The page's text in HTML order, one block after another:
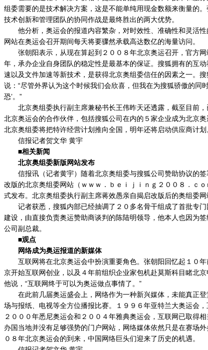
组委需要的是技术解决方案，这是不能单纯用现金数额来衡量的
技术创新和管理团队的协同作战是最终胜出的两大优势。
他分析，奥运会的报道内容繁杂，对时效性、准确性和灵活性
网站在奥运会召开期间每天将要骤然承载高达数亿的海量访问。
张朝阳表示，从现在算起到２００８年北京奥运召开，官方网
年，承办企业自身团队的稳定性是最基本的保证。搜狐拥有的互
速以及文件加速等新技术，是获得北京奥组委信任的因素之一。
说：“尽管外界认为这个时候我们会欣喜，但我在为搜狐骄傲的同
恐’。”
北京奥组委执行副主席兼秘书长王伟昨天还透露，截至目前，
北京奥运会的合作伙伴，包括搜狐公司在内的５家企业成为北京奥
北京奥组委将把特许经营计划推向全国，明年还将启动供应商计划
信报记者贺文华 黄宇
■相关新闻
北京奥组委新版网站发布
信报讯（记者黄宇）随着北京奥组委与搜狐公司赞助协议的签
改版的北京奥组委网站（ｗｗｗ．ｂｅｉｊｉｎｇ２００８．ｃ
式发布。北京奥组委执行副主席蒋效愚亲自揭启改版后的奥组委网
记者获悉，搜狐内部已经抽调了２０多名骨干组成了首批专门
建设，由直接负责奥运赞助商谈判的陈陆明领导，他本人也因为
公司副总裁。
■观点
网络成为奥运报道的新媒体
互联网将在北京奥运会中扮演重要角色。张朝阳回忆起１０年
京开始互联网创业，以及４年前组织企业家包机赴莫斯科目睹北京
他说，“互联网终于可以为奥运做点事情了。”
在此前几届奥运盛会上，网络作为一种新兴媒体，未能真正登
场与报纸、电视等全方位播报比赛。１９９６年亚特兰大奥运会，
２０００年悉尼奥运会和２００４年雅典奥运会，互联网已取得
办国当地并没有足够强势的门户网站，网络媒体依然只是在赛场
０８年北京奥运会的到来，中国网络巨头们迎来了历史的机遇。